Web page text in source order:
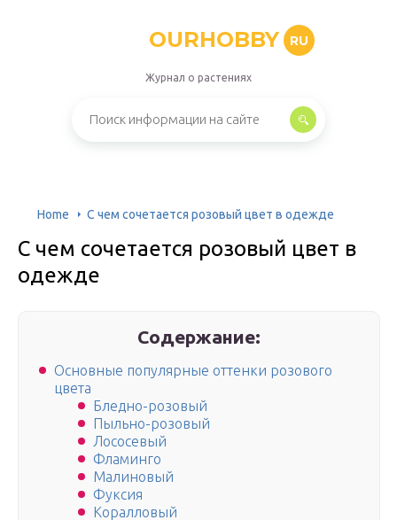
OURHOBBY RU
Журнал о растениях
Home С чем сочетается розовый цвет в одежде
С чем сочетается розовый цвет в
одежде
Содержание:
Основные популярные оттенки розового
цвета
Бледно-розовый
Пыльно-розовый
Лососевый
Фламинго
Малиновый
Фуксия
Коралловый